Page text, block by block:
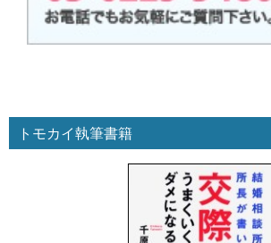
トモカイ執筆書籍